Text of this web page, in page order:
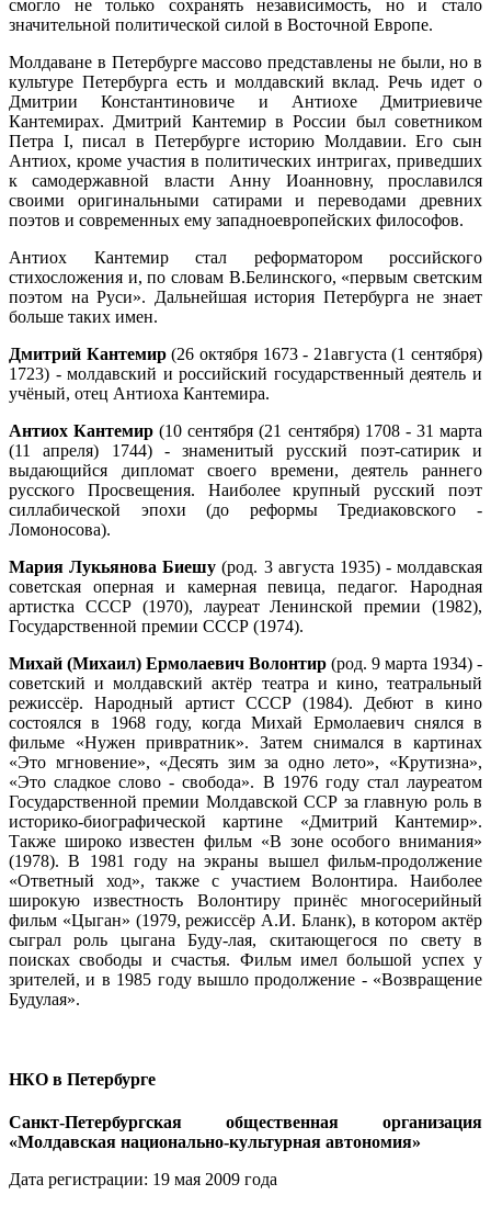
смогло не только сохранять независимость, но и стало
значительной политической силой в Восточной Европе.
Молдаване в Петербурге массово представлены не были, но в
культуре Петербурга есть и молдавский вклад. Речь идет о
Дмитрии Константиновиче и Антиохе Дмитриевиче
Кантемирах. Дмитрий Кантемир в России был советником
Петра I, писал в Петербурге историю Молдавии. Его сын
Антиох, кроме участия в политических интригах, приведших
к самодержавной власти Анну Иоанновну, прославился
своими оригинальными сатирами и переводами древних
поэтов и современных ему западноевропейских философов.
Антиох Кантемир стал реформатором российского
стихосложения и, по словам В.Белинского, «первым светским
поэтом на Руси». Дальнейшая история Петербурга не знает
больше таких имен.
Дмитрий Кантемир(26 октября 1673 - 21августа (1 сентября)
1723) - молдавский и российский государственный деятель и
учёный, отец Антиоха Кантемира.
Антиох Кантемир (10 сентября (21 сентября) 1708 - 31 марта
(11 апреля) 1744) - знаменитый русский поэт-сатирик и
выдающийся дипломат своего времени, деятель раннего
русского Просвещения. Наиболее крупный русский поэт
силлабической эпохи (до реформы Тредиаковского -
Ломоносова).
Мария Лукьянова Биешу (род. 3 августа 1935) - молдавская
советская оперная и камерная певица, педагог. Народная
артистка СССР (1970), лауреат Ленинской премии (1982),
Государственной премии СССР (1974).
Михай (Михаил) Ермолаевич Волонтир (род. 9 марта 1934) -
советский и молдавский актёр театра и кино, театральный
режиссёр. Народный артист СССР (1984). Дебют в кино
состоялся в 1968 году, когда Михай Ермолаевич снялся в
фильме «Нужен привратник». Затем снимался в картинах
«Это мгновение», «Десять зим за одно лето», «Крутизна»,
«Это сладкое слово - свобода». В 1976 году стал лауреатом
Государственной премии Молдавской ССР за главную роль в
историко-биографической картине «Дмитрий Кантемир».
Также широко известен фильм «В зоне особого внимания»
(1978). В 1981 году на экраны вышел фильм-продолжение
«Ответный ход», также с участием Волонтира. Наиболее
широкую известность Волонтиру принёс многосерийный
фильм «Цыган» (1979, режиссёр А.И. Бланк), в котором актёр
сыграл роль цыгана Буду-лая, скитающегося по свету в
поисках свободы и счастья. Фильм имел большой успех у
зрителей, и в 1985 году вышло продолжение - «Возвращение
Будулая».
НКО в Петербурге
Санкт-Петербургская общественная организация
«Молдавская национально-культурная автономия»
Дата регистрации: 19 мая 2009 года